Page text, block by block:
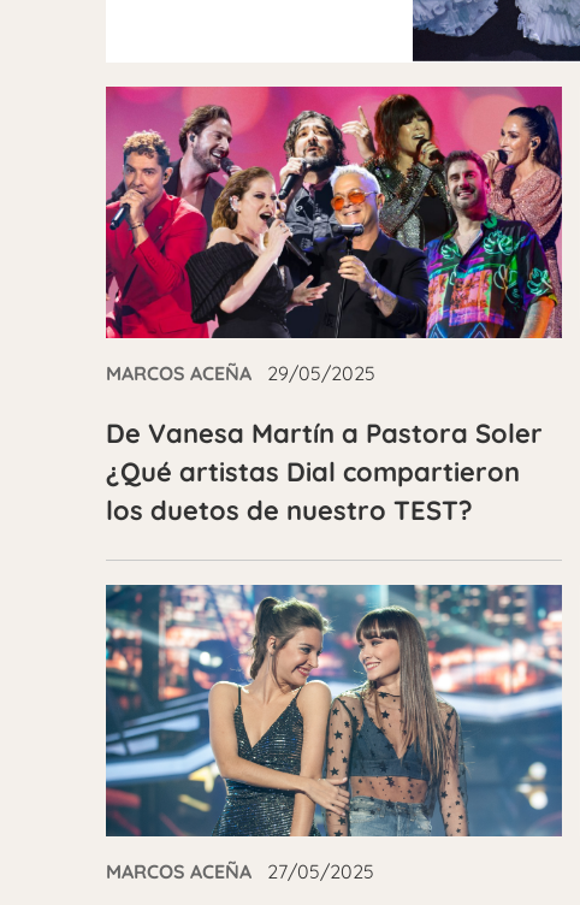
MARCOS ACEÑA 29/05/2025
De Vanesa Martín a Pastora Soler
¿Qué artistas Dial compartieron
los duetos de nuestro TEST?
MARCOS ACEÑA 27/05/2025